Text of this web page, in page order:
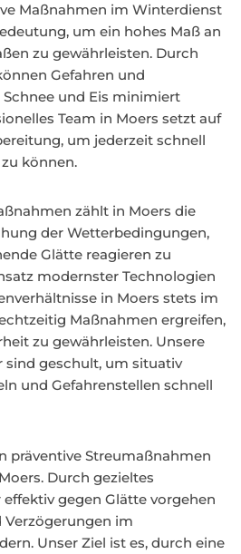
Maßnahmen im Winterdienst
um ein hohes Maß an
zu gewährleisten. Durch
Gefahren und
und Eis minimiert
Team in Moers setzt auf
um jederzeit schnell
können.
zählt in Moers die
der Wetterbedingungen,
Glätte reagieren zu
modernster Technologien
in Moers stets im
Maßnahmen ergreifen,
zu gewährleisten. Unsere
sind geschult, um situativ
und Gefahrenstellen schnell
präventive Streumaßnahmen
Durch gezieltes
gegen Glätte vorgehen
im
Unser Ziel ist es, durch eine